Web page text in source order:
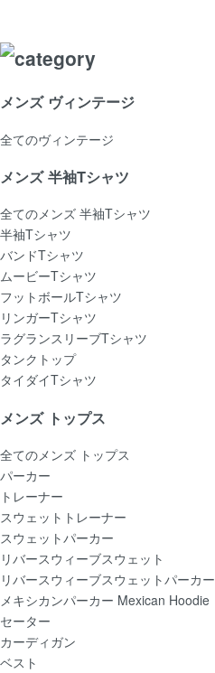
メンズ ヴィンテージ
全てのヴィンテージ
メンズ 半袖Tシャツ
全てのメンズ 半袖Tシャツ
半袖Tシャツ
バンドTシャツ
ムービーTシャツ
フットボールTシャツ
リンガーTシャツ
ラグランスリーブTシャツ
タンクトップ
タイダイTシャツ
メンズ トップス
全てのメンズ トップス
パーカー
トレーナー
スウェットトレーナー
スウェットパーカー
リバースウィーブスウェット
リバースウィーブスウェットパーカー
メキシカンパーカー Mexican Hoodie
セーター
カーディガン
ベスト